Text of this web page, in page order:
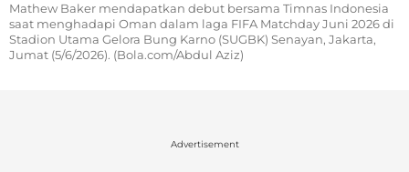
Mathew Baker mendapatkan debut bersama Timnas Indonesia
saat menghadapi Oman dalam laga FIFA Matchday Juni 2026 di
Stadion Utama Gelora Bung Karno (SUGBK) Senayan, Jakarta,
Jumat (5/6/2026). (Bola.com/Abdul Aziz)
Advertisement